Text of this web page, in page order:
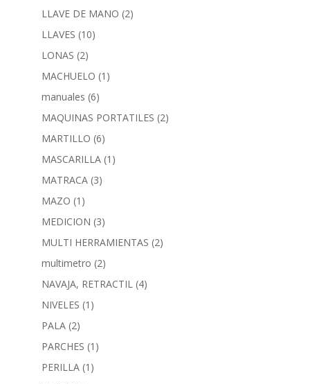
LLAVE DE MANO (2)
LLAVES (10)
LONAS (2)
MACHUELO (1)
manuales (6)
MAQUINAS PORTATILES (2)
MARTILLO (6)
MASCARILLA (1)
MATRACA (3)
MAZO (1)
MEDICION (3)
MULTI HERRAMIENTAS (2)
multimetro (2)
NAVAJA, RETRACTIL (4)
NIVELES (1)
PALA (2)
PARCHES (1)
PERILLA (1)